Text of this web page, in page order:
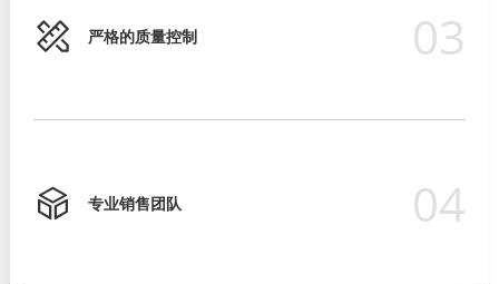
严格的质量控制 03
专业销售团队 04
严格的质量控制
专业销售团队